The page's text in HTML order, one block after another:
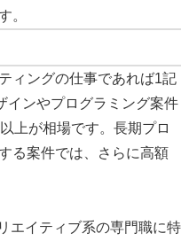
。
ィングの仕事であれば1記
インやプログラミング案件
上が相場です。長期プロ
る案件では、さらに高額
エイティブ系の専門職に特